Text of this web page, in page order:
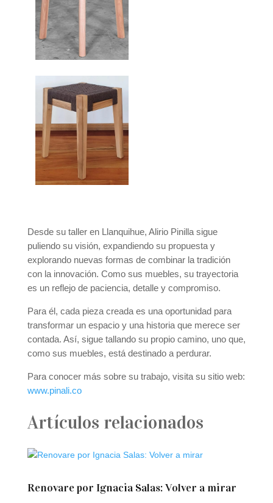
Desde su taller en Llanquihue, Alirio Pinilla sigue
puliendo su visión, expandiendo su propuesta y
explorando nuevas formas de combinar la tradición
con la innovación. Como sus muebles, su trayectoria
es un reflejo de paciencia, detalle y compromiso.
Para él, cada pieza creada es una oportunidad para
transformar un espacio y una historia que merece ser
contada. Así, sigue tallando su propio camino, uno que,
como sus muebles, está destinado a perdurar.
Para conocer más sobre su trabajo, visita su sitio web:
www.pinali.co
Artículos relacionados
Renovare por Ignacia Salas: Volver a mirar